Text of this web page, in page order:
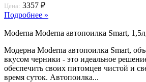
Цена: 3357 ₽
Подробнее »
Moderna Moderna автопоилка Smart,
Модерна Moderna автопоилка Smart,
вкусом черники - это идеальное
обеспечить своих питомцев чистой и
время суток. Автопоилка...